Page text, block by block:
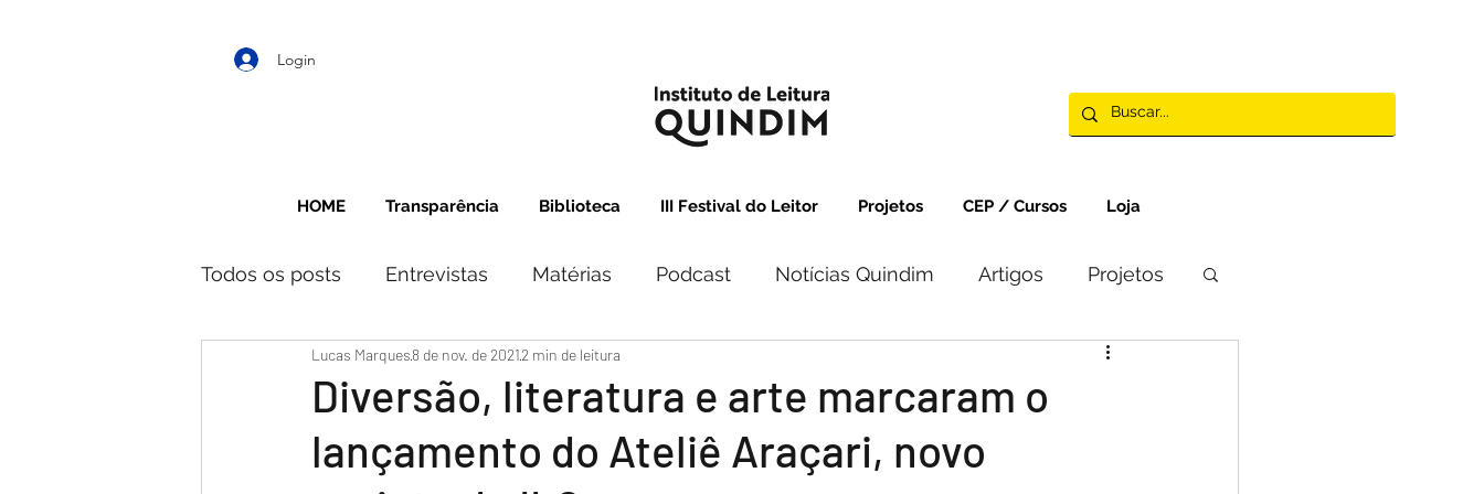
Login
HOME Transparência Biblioteca III Festival do Leitor Projetos CEP / Cursos Loja
Todos os posts Entrevistas Matérias Podcast Notícias Quindim Artigos Projetos
Diversão, literatura e arte marcaram o
lançamento do Ateliê Araçari, novo
Lucas Marques8 de nov. de 20212 min de leitura